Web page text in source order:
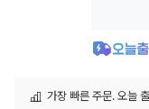
가장 빠른 주문. 오늘